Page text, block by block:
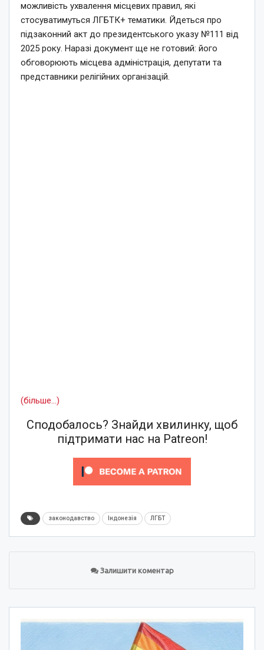
можливість ухвалення місцевих правил, які
стосуватимуться ЛГБТК+ тематики. Йдеться про
підзаконний акт до президентського указу №111 від
2025 року. Наразі документ ще не готовий: його
обговорюють місцева адміністрація, депутати та
представники релігійних організацій.
(більше…)
Сподобалось? Знайди хвилинку, щоб
підтримати нас на Patreon!
законодавство Індонезія ЛГБТ
Залишити коментар